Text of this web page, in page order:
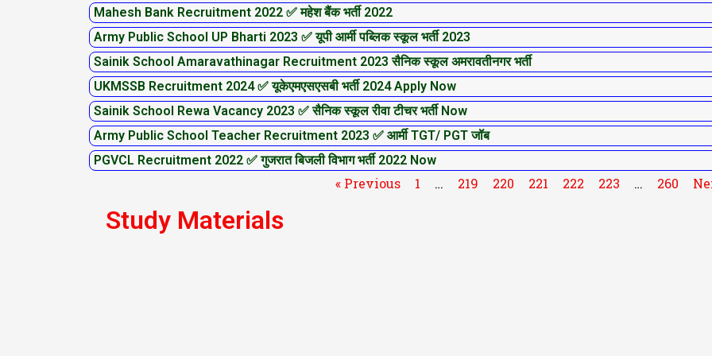
Mahesh Bank Recruitment 2022 ✅ महेश बैंक भर्ती 2022
Army Public School UP Bharti 2023 ✅ यूपी आर्मी पब्लिक स्कूल भर्ती 2023
Sainik School Amaravathinagar Recruitment 2023 सैनिक स्कूल अमरावतीनगर भर्ती
UKMSSB Recruitment 2024 ✅ यूकेएमएसएसबी भर्ती 2024 Apply Now
Sainik School Rewa Vacancy 2023 ✅ सैनिक स्कूल रीवा टीचर भर्ती Now
Army Public School Teacher Recruitment 2023 ✅ आर्मी TGT/ PGT जॉब
PGVCL Recruitment 2022 ✅ गुजरात बिजली विभाग भर्ती 2022 Now
« Previous 1 … 219 220 221 222 223 … 260
Study Materials